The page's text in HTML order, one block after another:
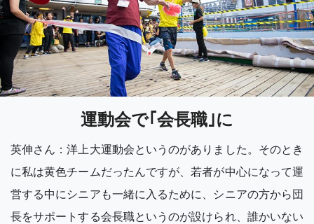
運動会で｢会長職｣に
英伸さん：洋上大運動会というのがありました。そのとき
に私は黄色チームだったんですが、若者が中心になって運
営する中にシニアも一緒に入るために、シニアの方から団
長をサポートする会長職というのが設けられ、誰かいない